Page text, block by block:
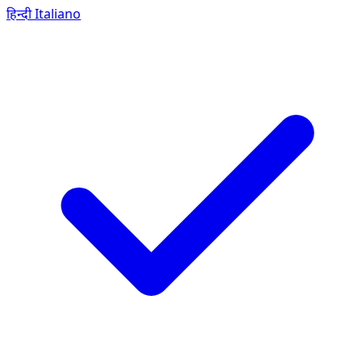
हिन्दीItaliano